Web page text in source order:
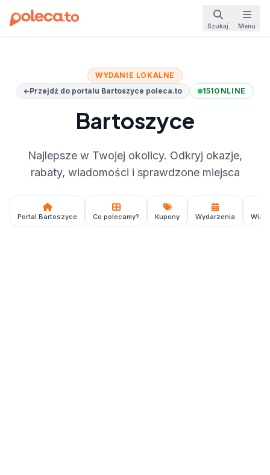
Szukaj Menu
WYDANIE LOKALNE
Przejdź do portalu Bartoszyce poleca.to
151ONLINE
Bartoszyce
Najlepsze w Twojej okolicy. Odkryj okazje,
rabaty, wiadomości i sprawdzone miejsca
Portal Bartoszyce Co polecamy? Kupony Wydarzenia